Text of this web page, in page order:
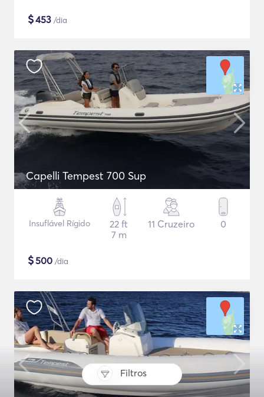
Filtros
$453 /dia
Capelli Tempest 700 Sup
Insuflável Rígido
22 ft
7 m
11 Cruzeiro 0
$500 /dia